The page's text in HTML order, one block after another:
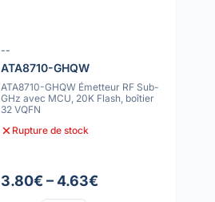
--
ATA8710-GHQW
ATA8710-GHQW Émetteur RF Sub-
GHz avec MCU, 20K Flash, boîtier
32 VQFN
Rupture de stock
3.80€ – 4.63€